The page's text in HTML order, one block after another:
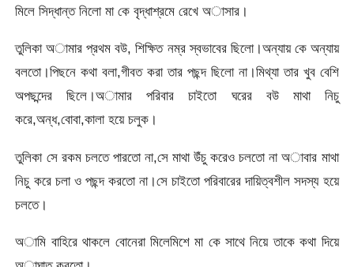
মিলে সিদ্ধান্ত নিলো মা কে বৃদ্ধাশ্রমে রেখে অাসার।
তুলিকা অামার প্রথম বউ, শিক্ষিত নম্র স্বভাবের ছিলো।অন্যায় কে অন্যায়
বলতো।পিছনে কথা বলা,গীবত করা তার পছন্দ ছিলো না।মিথ্যা তার খুব বেশি
অপছন্দের ছিলে।অামার পরিবার চাইতো ঘরের বউ মাথা নিচু
করে,অন্ধ,বোবা,কালা হয়ে চলুক।
তুলিকা সে রকম চলতে পারতো না,সে মাথা উঁচু করেও চলতো না অাবার মাথা
নিচু করে চলা ও পছন্দ করতো না।সে চাইতো পরিবারের দায়িত্বশীল সদস্য হয়ে
চলতে।
অামি বাহিরে থাকলে বোনেরা মিলেমিশে মা কে সাথে নিয়ে তাকে কথা দিয়ে